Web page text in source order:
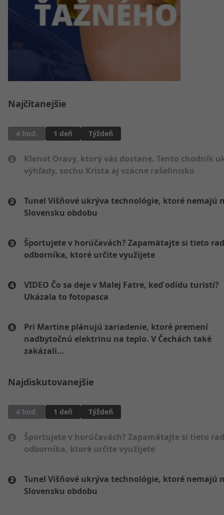
Najčítanejšie
4 hod. 1 deň Týždeň
Klenot Oravy, ktorý vás dostane. Tento chodník
výhľady, sochu Krista aj vzácne rašelinisko
Tunel Višňové ukrýva technológie, ktoré nemajú
Slovensku obdobu
Športujete v horúčavách? Zapamätajte si tieto
odborníka, ktoré určite využijete
VIDEO Čo sa deje v Malej Fatre, keď odídu turisti?
Ukázala to fotopasca
Pri Martine plánujú zariadenie, ktoré premení
nadbytočnú elektrinu na teplo. V Čechách také
zakázali...
Najdiskutovanejšie
4 hod. 1 deň Týždeň
Športujete v horúčavách? Zapamätajte si tieto
odborníka, ktoré určite využijete
Tunel Višňové ukrýva technológie, ktoré nemajú
Slovensku obdobu